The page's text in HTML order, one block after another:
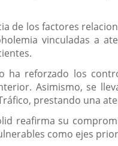
de los factores
vinculadas a
ha reforzado los
Asimismo, se
prestando una
reafirma su
como ejes